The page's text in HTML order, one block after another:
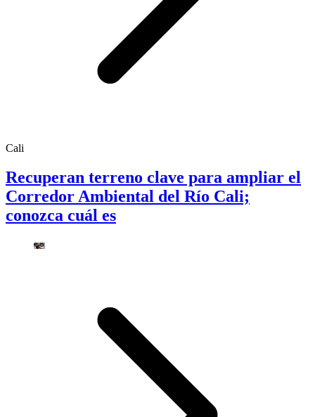
Cali
Recuperan terreno clave para ampliar el
Corredor Ambiental del Río Cali;
conozca cuál es